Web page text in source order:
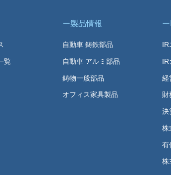
覧
製品情報
自動車 鋳鉄部品
自動車 アルミ部品
鋳物一般部品
オフィス家具製品
IR
IR
経
財
決
株
有
株